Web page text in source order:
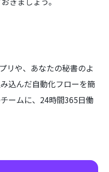
リや、あなたの秘書のよ
込んだ自動化フローを簡
ームに、24時間365日働